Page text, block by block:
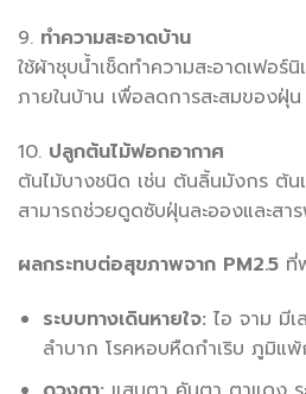
9. ทำความสะอาดบ้าน
ใช้ผ้าชุบน้ำเช็ดทำความสะอาดเฟอร์
ภายในบ้าน เพื่อลดการสะสมของฝุ่น
10. ปลูกต้นไม้ฟอกอากาศ
ต้นไม้บางชนิด เช่น ต้นลิ้นมังกร ต้น
สามารถช่วยดูดซับฝุ่นละอองและสา
ผลกระทบต่อสุขภาพจาก PM2.5 ที่
ระบบทางเดินหายใจ:ไอ จาม มีเ
ลำบาก โรคหอบหืดกำเริบ ภูมิแพ้